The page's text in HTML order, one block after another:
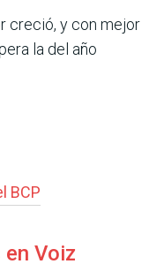
creció, y con mejor
la del año
BCP
Voiz